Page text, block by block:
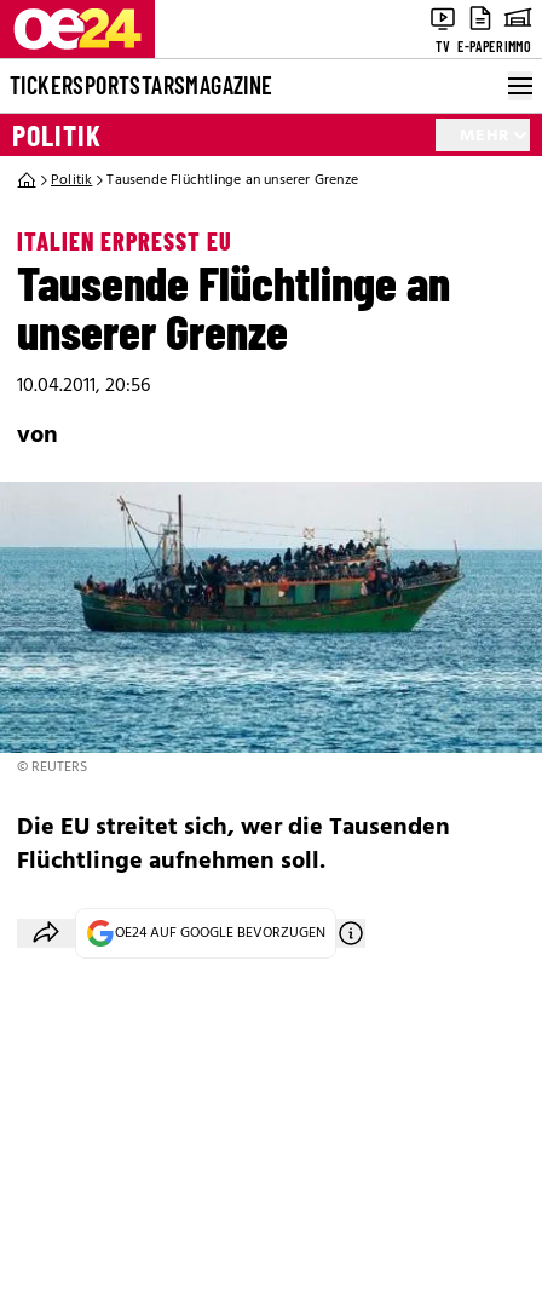
TV E-PAPERIMMO
TICKERSPORTSTARSMAGAZINE
POLITIK
Politik Tausende Flüchtlinge an unserer Grenze
ITALIEN ERPRESST EU
Tausende Flüchtlinge an
unserer Grenze
10.04.2011, 20:56
von
© REUTERS
Die EU streitet sich, wer die Tausenden
Flüchtlinge aufnehmen soll.
OE24 AUF GOOGLE BEVORZUGEN